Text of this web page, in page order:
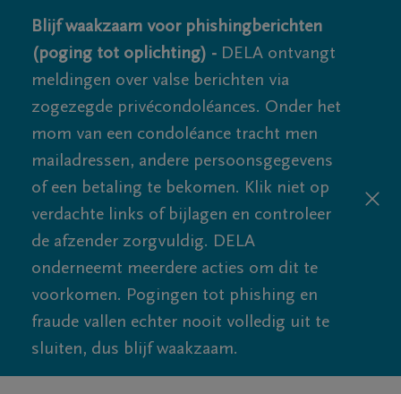
Blijf waakzaam voor phishingberichten
(poging tot oplichting) - DELA ontvangt
meldingen over valse berichten via
zogezegde privécondoléances. Onder het
mom van een condoléance tracht men
mailadressen, andere persoonsgegevens
of een betaling te bekomen. Klik niet op
verdachte links of bijlagen en controleer
de afzender zorgvuldig. DELA
onderneemt meerdere acties om dit te
voorkomen. Pogingen tot phishing en
fraude vallen echter nooit volledig uit te
sluiten, dus blijf waakzaam.